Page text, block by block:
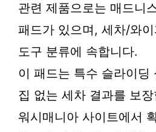
관련 제품으로는 매드니
패드가 있으며, 세차/와
도구 분류에 속합니다.
이 패드는 특수 슬라이딩
집 없는 세차 결과를 보
워시매니아 사이트에서